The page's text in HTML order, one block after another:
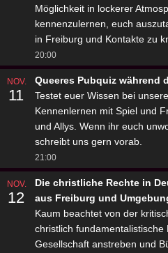
Möglichkeit in lockerer
kennenzulernen, euch
in Freiburg und Kontakte zu
20:00
NOV.
11
Queeres Pubquiz während
Testet euer Wissen bei
Kennenlernen mit Spiel und
und Allys. Wenn ihr euch
schreibt uns gern vorab.
21:00
NOV.
12
Die christliche Rechte in
aus Freiburg und
Kaum beachtet von der
christlich
Gesellschaft anstreben und